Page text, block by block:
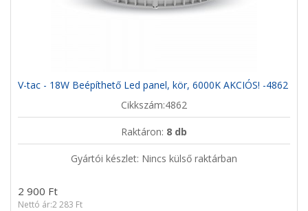
V-tac - 18W Beépíthető Led panel, kör, 6000K AKCIÓS! -4862
Cikkszám:4862
Raktáron: 8 db
Gyártói készlet: Nincs külső raktárban
2 900 Ft
Nettó ár:2 283 Ft